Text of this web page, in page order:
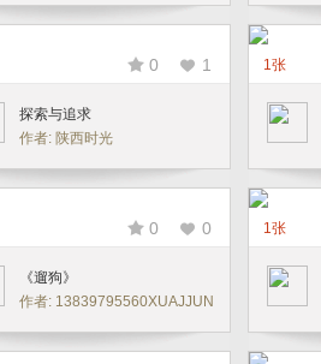
0 1
探索与追求
作者: 陕西时光
1张
0 0
《遛狗》
作者: 13839795560XUAJJUN
1张